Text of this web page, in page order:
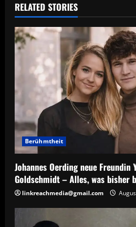
n
a
v
i
g
a
t
i
o
n
RELATED STORIES
Berühmtheit
Johannes Oerding neue Freundin
Goldschmidt – Alles, was bisher
linkreachmedia@gmail.com